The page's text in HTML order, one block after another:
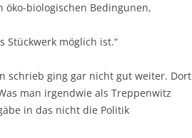
öko-biologischen Bedingunen,
möglich ist.“
schrieb ging gar nicht gut weiter. Dort
man irgendwie als Treppenwitz
in das nicht die Politik